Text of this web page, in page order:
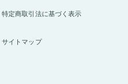
特定商取引法に基づく表示
サイトマップ